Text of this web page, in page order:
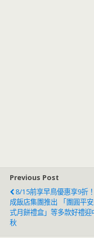
Previous Post
8/15前享早鳥優惠享9折
成飯店集團推出 「團圓平
式月餅禮盒」等多款好禮迎
秋